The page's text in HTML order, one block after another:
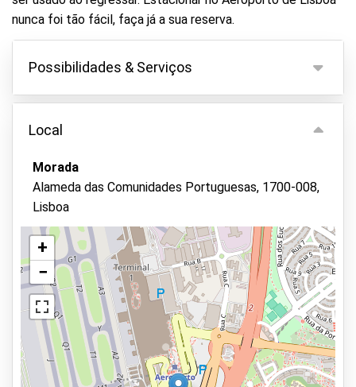
nunca foi tão fácil, faça já a sua reserva.
Possibilidades & Serviços
Possibilidades
Estacionamento interno
Mantenha as chaves da viatura
Vigilância por vídeo
Parque seguro
Asfalto ou pavimento
Possível manutenção do veículo
Serviços
Aberto 24 horas
Local
Morada
Alameda das Comunidades Portuguesas, 1700-008,
Lisboa
Ver no mapa
+
−